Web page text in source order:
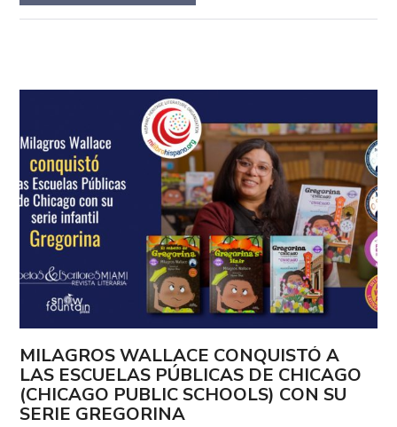
MILAGROS WALLACE CONQUISTÓ A
LAS ESCUELAS PÚBLICAS DE CHICAGO
(CHICAGO PUBLIC SCHOOLS) CON SU
SERIE GREGORINA